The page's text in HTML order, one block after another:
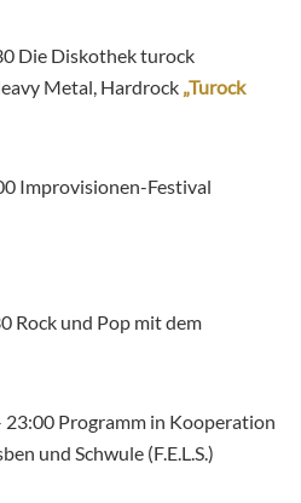
Die Diskothek turock
Metal, Hardrock „Turock
Improvisionen-Festival
Rock und Pop mit dem
Programm in Kooperation
und Schwule (F.E.L.S.)